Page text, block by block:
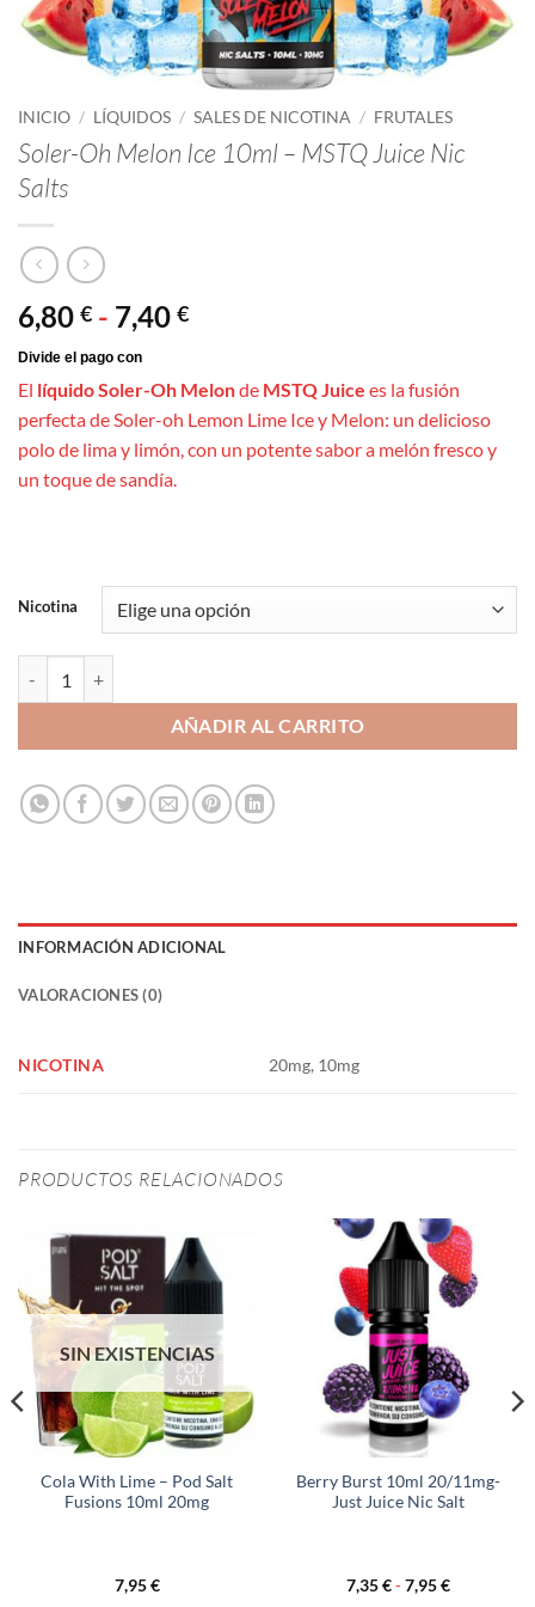
INICIO / LÍQUIDOS / SALES DE NICOTINA / FRUTALES
Soler-Oh Melon Ice 10ml – MSTQ Juice Nic
Salts
6,80 € - 7,40 €Rango
desde
6,80 €
hasta
El líquido Soler-Oh Melonde MSTQ Juice es la fusión
perfecta de Soler-oh Lemon Lime Ice y Melon: un delicioso
polo de lima y limón, con un potente sabor a melón fresco y
un toque de sandía.
Nicotina
AÑADIR AL CARRITO
INFORMACIÓN ADICIONAL
VALORACIONES (0)
NICOTINA 20mg, 10mg
PRODUCTOS RELACIONADOS
SIN EXISTENCIAS
Cola With Lime – Pod Salt
Fusions 10ml 20mg
7,95€
Berry Burst 10ml 20/11mg-
Just Juice Nic Salt
7,35€-7,95€Rango